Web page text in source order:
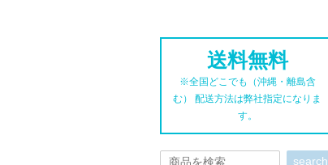
送料無料
※全国どこでも（沖縄・離島含
む） 配送方法は弊社指定になりま
す。
search